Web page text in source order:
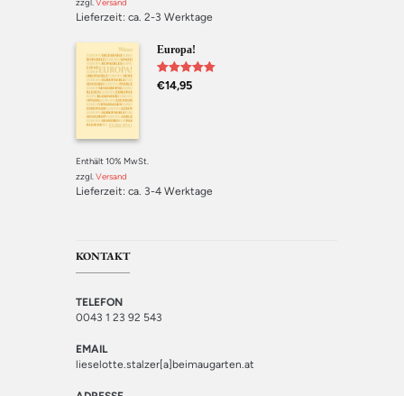
zzgl. Versand
Lieferzeit: ca. 2-3 Werktage
Europa!
Bewertet mit
5.00 von 5
€14,95
Enthält 10% MwSt.
zzgl. Versand
Lieferzeit: ca. 3-4 Werktage
KONTAKT
TELEFON
0043 1 23 92 543
EMAIL
lieselotte.stalzer[a]beimaugarten.at